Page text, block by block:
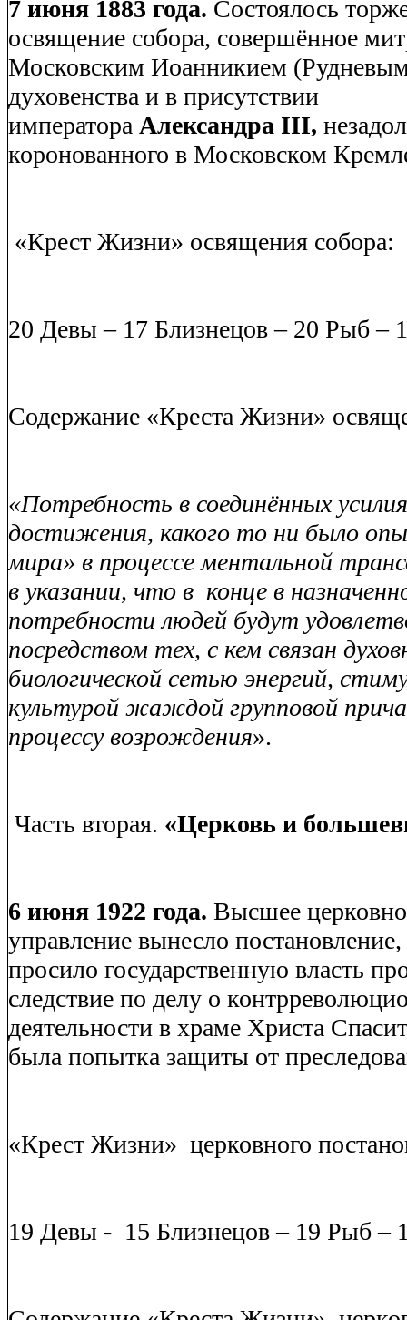
7 июня 1883 года. Состоялось
освящение собора, совершённое
Московским Иоанникием
духовенства и в присутствии
императора Александра III,
коронованного в Московском
«Крест Жизни» освящения собора:
20 Девы – 17 Близнецов – 20 Рыб –
Содержание «Креста Жизни»
«Потребность в соединённых
достижения, какого то ни было
мира» в процессе ментальной
в указании, что в конце в
потребности людей будут
посредством тех, с кем связан
биологической сетью энергий,
культурой жаждой групповой
процессу возрождения».
Часть вторая. «Церковь и
6 июня 1922 года. Высшее
управление вынесло
просило государственную власть
следствие по делу о
деятельности в храме Христа
была попытка защиты от
«Крест Жизни» церковного
19 Девы - 15 Близнецов – 19 Рыб –